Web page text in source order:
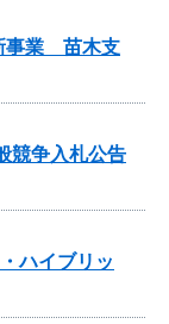
事業 苗木支
競争入札公告
ハイブリッ